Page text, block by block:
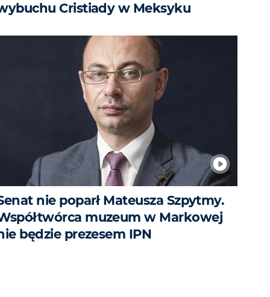
Cristiady w Meksyku
nie poparł Mateusza Szpytmy.
muzeum w Markowej
będzie prezesem IPN